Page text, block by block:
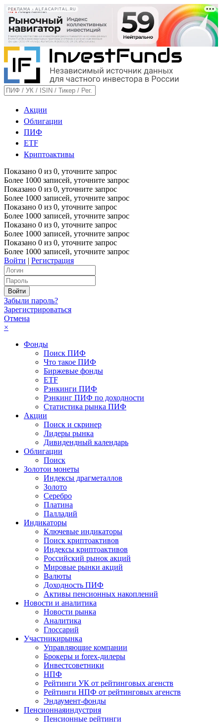
РЕКЛАМА • ALFACAPITAL.RU
Акции
Облигации
ПИФ
ETF
Криптоактивы
Показано 0 из 0, уточните запрос
Более 1000 записей, уточните запрос
Показано 0 из 0, уточните запрос
Более 1000 записей, уточните запрос
Показано 0 из 0, уточните запрос
Более 1000 записей, уточните запрос
Показано 0 из 0, уточните запрос
Более 1000 записей, уточните запрос
Показано 0 из 0, уточните запрос
Более 1000 записей, уточните запрос
Войти | Регистрация
Забыли пароль?
Зарегистрироваться
Отмена
×
Фонды
Поиск ПИФ
Что такое ПИФ
Биржевые фонды
ETF
Рэнкинги ПИФ
Рэнкинг ПИФ по доходности
Статистика рынка ПИФ
Акции
Поиск и скринер
Лидеры рынка
Дивидендный календарь
Облигации
Поиск
Золотои монеты
Индексы драгметаллов
Золото
Серебро
Платина
Палладий
Индикаторы
Ключевые индикаторы
Поиск криптоактивов
Индексы криптоактивов
Российский рынок акций
Мировые рынки акций
Валюты
Доходность ПИФ
Активы пенсионных накоплений
Новости и аналитика
Новости рынка
Аналитика
Глоссарий
Участникирынка
Управляющие компании
Брокеры и forex-дилеры
Инвестсоветники
НПФ
Рейтинги УК от рейтинговых агенств
Рейтинги НПФ от рейтинговых агенств
Эндаумент-фонды
Пенсионнаяиндустрия
Пенсионные рейтинги